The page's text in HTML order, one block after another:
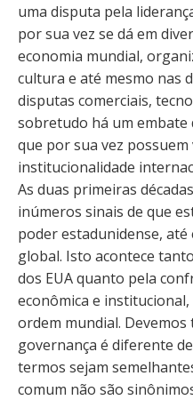
uma disputa pela
por sua vez se dá em
economia mundial,
cultura e até mesmo nas
disputas comerciais,
sobretudo há um embate
que por sua vez
institucionalidade
As duas primeiras
inúmeros sinais de que
poder estadunidense,
global. Isto acontece
dos EUA quanto pela
econômica e
ordem mundial.
governança é diferente
termos sejam
comum não são